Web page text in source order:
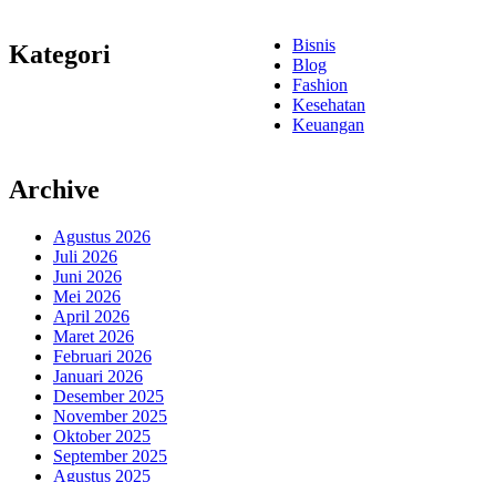
Kategori
Bisnis
Blog
Fashion
Kesehatan
Keuangan
Archive
Agustus 2026
Juli 2026
Juni 2026
Mei 2026
April 2026
Maret 2026
Februari 2026
Januari 2026
Desember 2025
November 2025
Oktober 2025
September 2025
Agustus 2025